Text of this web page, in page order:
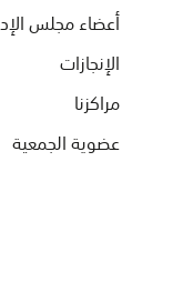
أعضاء مجلس
الإنجازات
مراكزنا
عضوية الجمعية